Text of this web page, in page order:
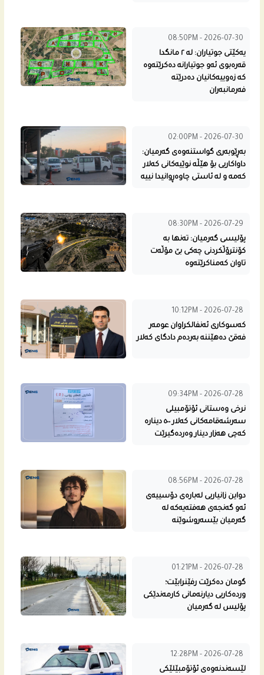
08:50PM - 2026-07-30
یەكێتی جوتیاران: لە ٢ مانگدا
قەرەبوی ئەو جوتیارانە دەکرێتەوە
کە زەوییەکانیان دەدرێتە
فەرمانبەران
02:00PM - 2026-07-30
بەڕێوبەری گواستنەوەی گەرمیان:
داواکاریی بۆ هێڵە نوێیەکانی کەلار
کەمە و لە ئاستی چاوەڕوانیدا نییە
08:30PM - 2026-07-29
پۆلیسی گەرمیان: تەنها بە
کۆنترۆڵکردنی چەکی بێ مۆڵەت
تاوان کەمناکرێتەوە
10:12PM - 2026-07-28
کەسوکاری ئەنفالکراوان عومەر
فەقێ دەهێننە بەردەم دادگای کەلار
09:34PM - 2026-07-28
نرخی وەستانی ئۆتۆمبیلی
سەرشەقامەکانی کەلار ٥٠٠ دینارە
کەچی هەزار دینار وەردەگیرێت
08:56PM - 2026-07-28
دواین زانیاریی لەبارەی دۆسییەی
ئەو گەنجەی هەفتەیەکە لە
گەرمیان بێسەروشوێنە
01:21PM - 2026-07-28
گومان دەکرێت رفێنرابێت؛
وردەکاریی دیارنەمانی کارمەندێکی
پۆلیس لە گەرمیان
12:28PM - 2026-07-28
لێسەندنەوەی ئۆتۆمبێلێکی